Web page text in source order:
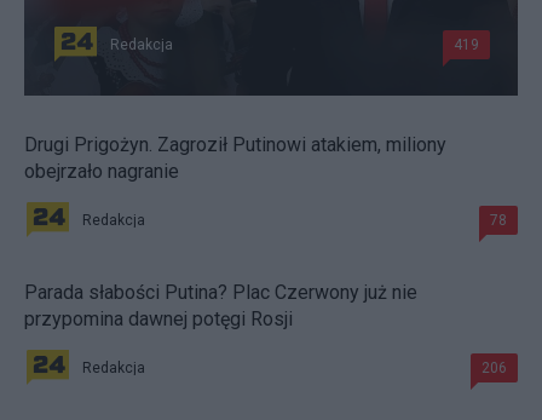
Redakcja 419
Drugi Prigożyn. Zagroził Putinowi atakiem, miliony
obejrzało nagranie
Redakcja 78
Parada słabości Putina? Plac Czerwony już nie
przypomina dawnej potęgi Rosji
Redakcja 206